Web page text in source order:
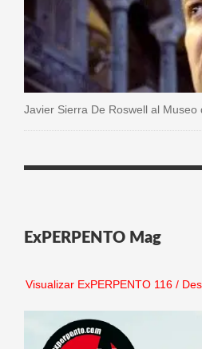
Javier Sierra De Roswell al Museo
ExPERPENTO Mag
Visualizar ExPERPENTO 116/